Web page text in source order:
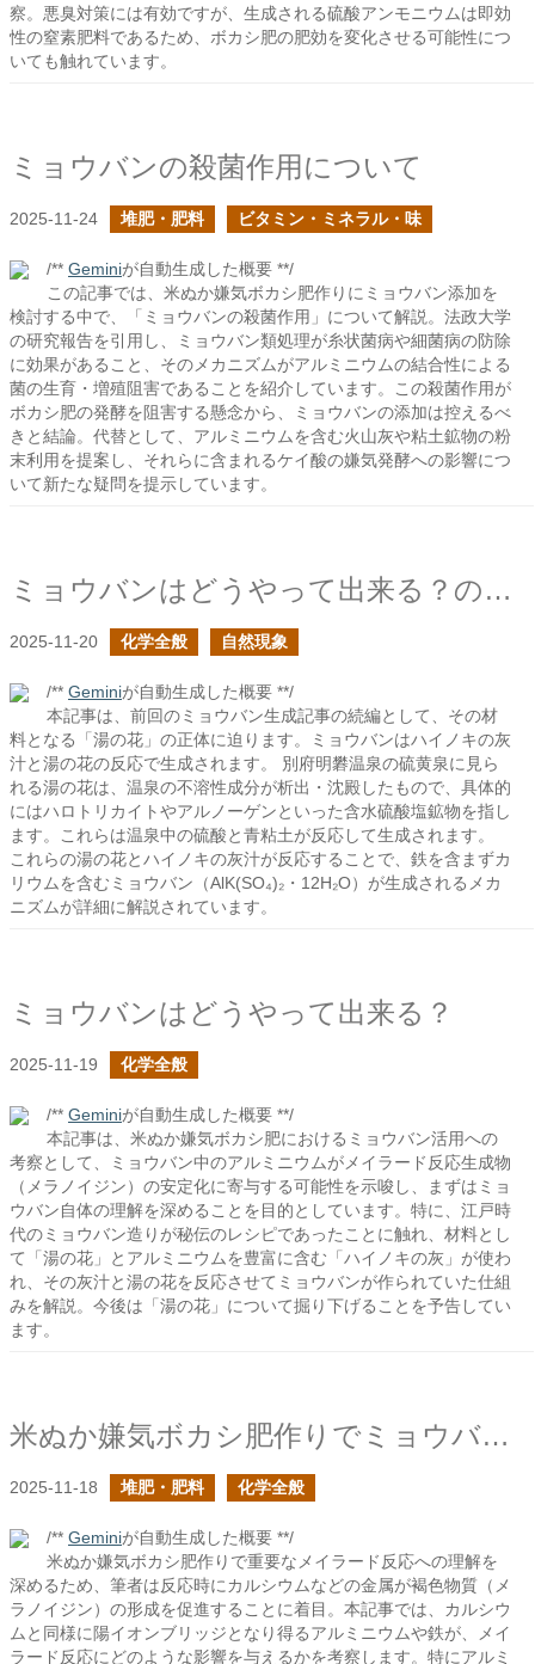
察。悪臭対策には有効ですが、生成される硫酸アンモニウムは即効
性の窒素肥料であるため、ボカシ肥の肥効を変化させる可能性につ
いても触れています。
ミョウバンの殺菌作用について
2025-11-24 堆肥・肥料 ビタミン・ミネラル・味
/** Geminiが自動生成した概要 **/
この記事では、米ぬか嫌気ボカシ肥作りにミョウバン添加を
検討する中で、「ミョウバンの殺菌作用」について解説。法政大学
の研究報告を引用し、ミョウバン類処理が糸状菌病や細菌病の防除
に効果があること、そのメカニズムがアルミニウムの結合性による
菌の生育・増殖阻害であることを紹介しています。この殺菌作用が
ボカシ肥の発酵を阻害する懸念から、ミョウバンの添加は控えるべ
きと結論。代替として、アルミニウムを含む火山灰や粘土鉱物の粉
末利用を提案し、それらに含まれるケイ酸の嫌気発酵への影響につ
いて新たな疑問を提示しています。
ミョウバンはどうやって出来る？の続き
2025-11-20 化学全般 自然現象
/** Geminiが自動生成した概要 **/
本記事は、前回のミョウバン生成記事の続編として、その材
料となる「湯の花」の正体に迫ります。ミョウバンはハイノキの灰
汁と湯の花の反応で生成されます。 別府明礬温泉の硫黄泉に見ら
れる湯の花は、温泉の不溶性成分が析出・沈殿したもので、具体的
にはハロトリカイトやアルノーゲンといった含水硫酸塩鉱物を指し
ます。これらは温泉中の硫酸と青粘土が反応して生成されます。
これらの湯の花とハイノキの灰汁が反応することで、鉄を含まずカ
リウムを含むミョウバン（AlK(SO₄)₂・12H₂O）が生成されるメカ
ニズムが詳細に解説されています。
ミョウバンはどうやって出来る？
2025-11-19 化学全般
/** Geminiが自動生成した概要 **/
本記事は、米ぬか嫌気ボカシ肥におけるミョウバン活用への
考察として、ミョウバン中のアルミニウムがメイラード反応生成物
（メラノイジン）の安定化に寄与する可能性を示唆し、まずはミョ
ウバン自体の理解を深めることを目的としています。特に、江戸時
代のミョウバン造りが秘伝のレシピであったことに触れ、材料とし
て「湯の花」とアルミニウムを豊富に含む「ハイノキの灰」が使わ
れ、その灰汁と湯の花を反応させてミョウバンが作られていた仕組
みを解説。今後は「湯の花」について掘り下げることを予告してい
ます。
米ぬか嫌気ボカシ肥作りでミョウバンや鉄粉を入れると反応は加速するか？
2025-11-18 堆肥・肥料 化学全般
/** Geminiが自動生成した概要 **/
米ぬか嫌気ボカシ肥作りで重要なメイラード反応への理解を
深めるため、筆者は反応時にカルシウムなどの金属が褐色物質（メ
ラノイジン）の形成を促進することに着目。本記事では、カルシウ
ムと同様に陽イオンブリッジとなり得るアルミニウムや鉄が、メイ
ラード反応にどのような影響を与えるかを考察します。特にアルミ